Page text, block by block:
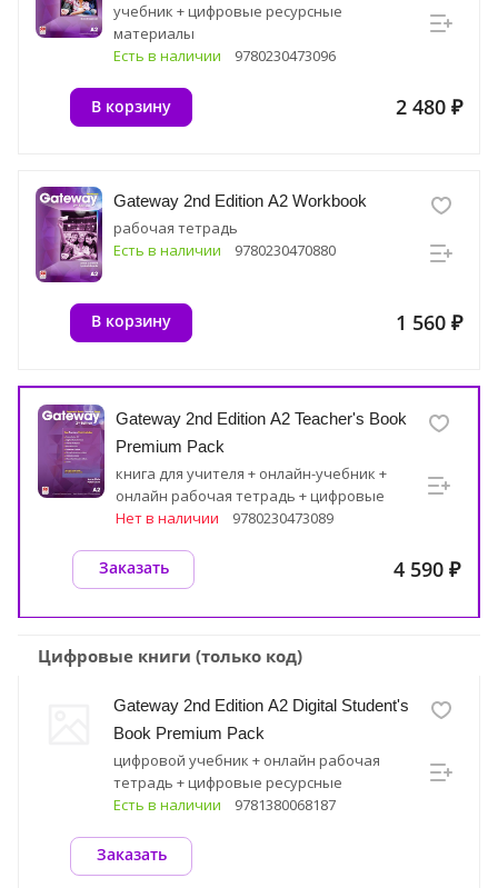
учебник + цифровые ресурсные
материалы
Есть в наличии
9780230473096
2 480 ₽
В корзину
Gateway 2nd Edition A2 Workbook
рабочая тетрадь
Есть в наличии
9780230470880
1 560 ₽
В корзину
Gateway 2nd Edition A2 Teacher's Book
Premium Pack
книга для учителя + онлайн-учебник +
онлайн рабочая тетрадь + цифровые
ресурсные материалы
Нет в наличии 9780230473089
4 590 ₽
Заказать
Цифровые книги (только код)
Gateway 2nd Edition A2 Digital Student's
Book Premium Pack
цифровой учебник + онлайн рабочая
тетрадь + цифровые ресурсные
материалы
Есть в наличии 9781380068187
Заказать